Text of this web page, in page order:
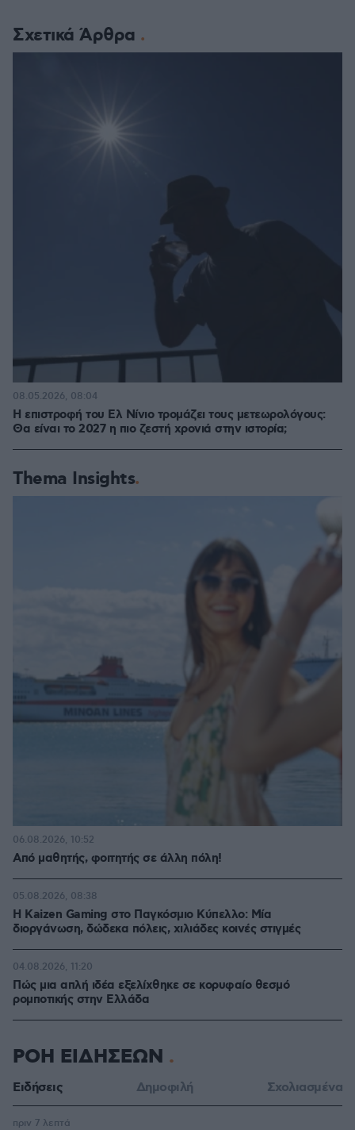
Σχετικά Άρθρα
Η επιστροφή του Ελ Νίνιο τρομάζει τους μετεωρολόγους:
Θα είναι το 2027 η πιο ζεστή χρονιά στην ιστορία;
08.05.2026, 08:04
Thema Insights
Από μαθητής, φοιτητής σε άλλη πόλη!
06.08.2026, 10:52
H Kaizen Gaming στο Παγκόσμιο Kύπελλο: Μία
διοργάνωση, δώδεκα πόλεις, χιλιάδες κοινές στιγμές
05.08.2026, 08:38
Πώς μια απλή ιδέα εξελίχθηκε σε κορυφαίο θεσμό
ρομποτικής στην Ελλάδα
04.08.2026, 11:20
ΡΟΗ ΕΙΔΗΣΕΩΝ
Ειδήσεις Δημοφιλή Σχολιασμένα
πριν 7 λεπτά